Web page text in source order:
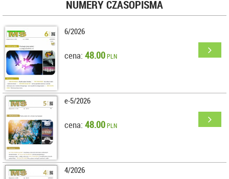
NUMERY CZASOPISMA
6/2026
cena: 48.00PLN
e-5/2026
cena: 48.00PLN
4/2026